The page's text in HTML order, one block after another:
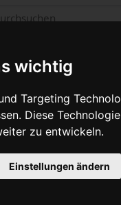
wichtig
Targeting
Diese
zu entwickeln.
Einstellungen ändern
Anzeige aller
des Benutzers